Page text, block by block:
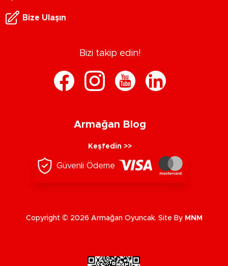
Bize Ulaşın
Bizi takip edin!
Armağan Blog
Keşfedin >>
Güvenli Ödeme
Copyright © 2026 Armağan Oyuncak. Site By MNM